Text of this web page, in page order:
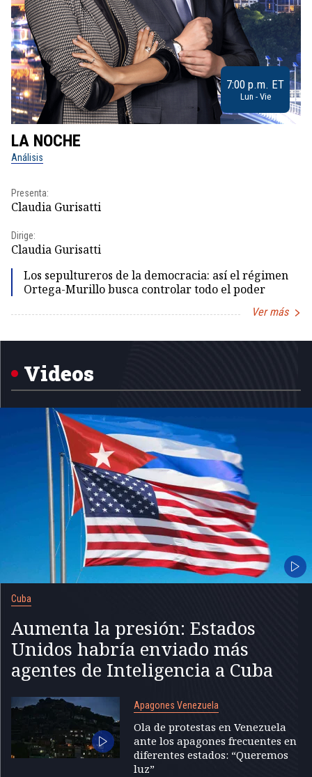
7:00 p.m. ET
Lun - Vie
LA NOCHE
Análisis
Presenta:
Claudia Gurisatti
Dirige:
Claudia Gurisatti
Los sepultureros de la democracia: así el régimen
Ortega-Murillo busca controlar todo el poder
Ver más
1
Videos
Cuba
Aumenta la presión: Estados
Unidos habría enviado más
agentes de Inteligencia a Cuba
Apagones Venezuela
Ola de protestas en Venezuela
ante los apagones frecuentes en
diferentes estados: “Queremos
luz”